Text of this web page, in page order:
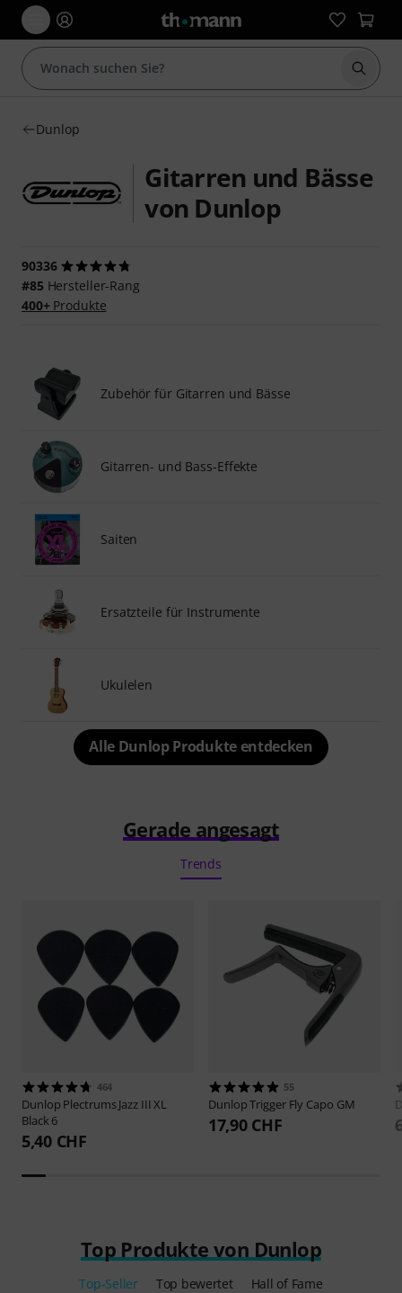
Suche
Dunlop
Gitarren und Bässe
von Dunlop
90336
#85 Hersteller-Rang
400+Produkte
Zubehör für Gitarren und Bässe
Gitarren- und Bass-Effekte
Saiten
Ersatzteile für Instrumente
Ukulelen
Alle Dunlop Produkte entdecken
Gerade angesagt
Trends
464
Dunlop Plectrums Jazz III XL
Black 6
5,40 CHF
55
DunlopTrigger Fly Capo GM
17,90 CHF
Top Produkte von Dunlop
Top-Seller Top bewertet Hall of Fame